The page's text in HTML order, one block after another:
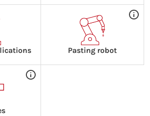
Pasting robot